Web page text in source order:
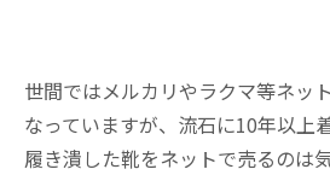
世間ではメルカリやラクマ等ネッ
なっていますが、流石に10年以上
履き潰した靴をネットで売るのは